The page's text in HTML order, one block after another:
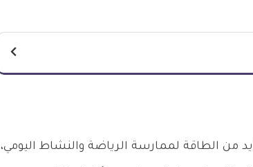
الطاقة لممارسة الرياضة والنشاط اليومي،